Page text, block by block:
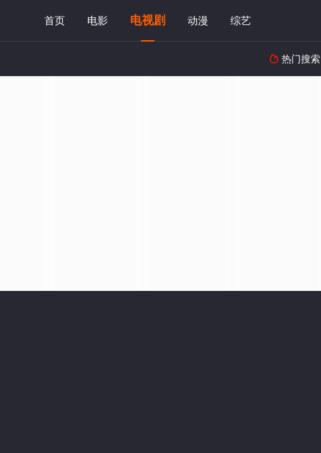
首页 电影 电视剧 动漫 综艺
 热门搜索